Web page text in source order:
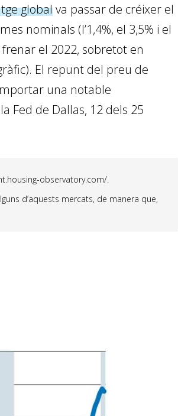
globalva passar de créixer el
nominals (l’1,4%, el 3,5% i el
el 2022, sobretot en
El repunt del preu de
una notable
Fed de Dallas, 12 dels 25
observatory.com/.
d’aquests mercats, de manera que,